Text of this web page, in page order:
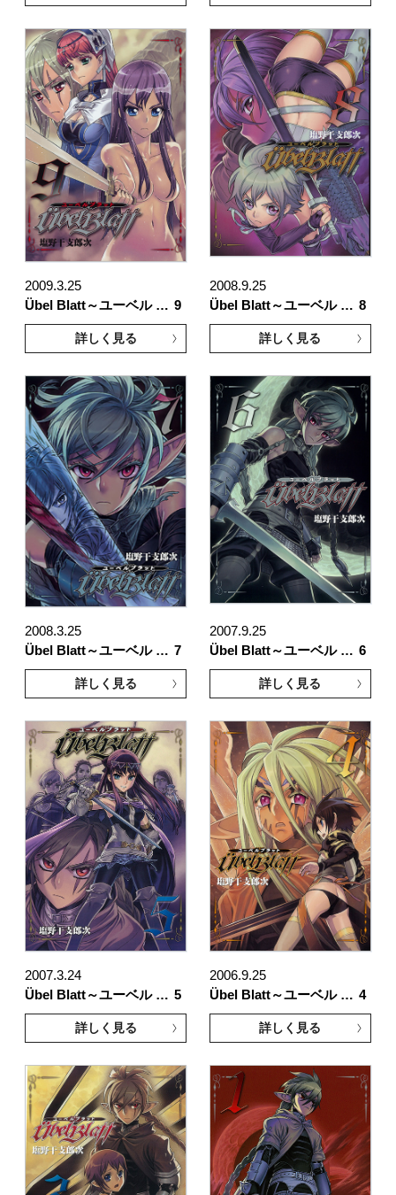
2009.3.25
Übel Blatt～ユーベル … 9
詳しく見る
2008.9.25
Übel Blatt～ユーベル … 8
詳しく見る
2008.3.25
Übel Blatt～ユーベル … 7
詳しく見る
2007.9.25
Übel Blatt～ユーベル … 6
詳しく見る
2007.3.24
Übel Blatt～ユーベル … 5
詳しく見る
2006.9.25
Übel Blatt～ユーベル … 4
詳しく見る